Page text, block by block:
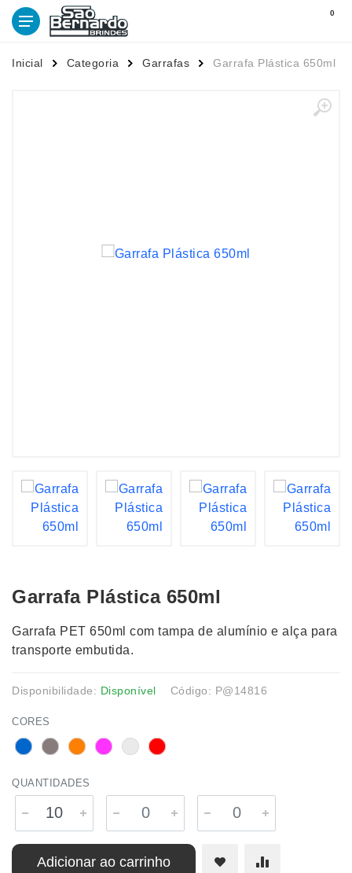
0
Inicial Categoria Garrafas Garrafa Plástica 650ml
Garrafa Plástica 650ml
Garrafa PET 650ml com tampa de alumínio e alça para
transporte embutida.
Disponibilidade: Disponível Código: P@14816
CORES
QUANTIDADES
Adicionar ao carrinho